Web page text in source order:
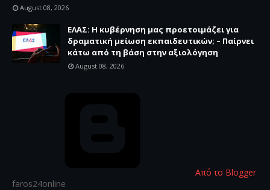
August 08, 2026
ΕΛΑΣ: Η κυβέρνηση μας προετοιμάζει για
δραματική μείωση εκπαιδευτικών; – Παίρνει
κάτω από τη βάση στην αξιολόγηση
August 08, 2026
Από το Blogger
faros24online